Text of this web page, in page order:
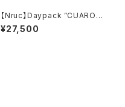
【Nruc】Daypack ”CUARO
N"/ X-PAC Black
¥27,500